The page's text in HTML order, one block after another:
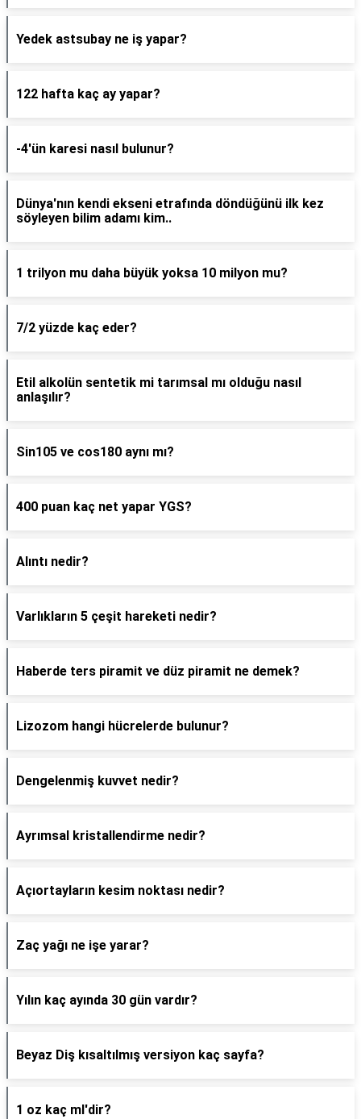
Yedek astsubay ne iş yapar?
122 hafta kaç ay yapar?
-4'ün karesi nasıl bulunur?
Dünya'nın kendi ekseni etrafında döndüğünü ilk kez
söyleyen bilim adamı kim..
1 trilyon mu daha büyük yoksa 10 milyon mu?
7/2 yüzde kaç eder?
Etil alkolün sentetik mi tarımsal mı olduğu nasıl
anlaşılır?
Sin105 ve cos180 aynı mı?
400 puan kaç net yapar YGS?
Alıntı nedir?
Varlıkların 5 çeşit hareketi nedir?
Haberde ters piramit ve düz piramit ne demek?
Lizozom hangi hücrelerde bulunur?
Dengelenmiş kuvvet nedir?
Ayrımsal kristallendirme nedir?
Açıortayların kesim noktası nedir?
Zaç yağı ne işe yarar?
Yılın kaç ayında 30 gün vardır?
Beyaz Diş kısaltılmış versiyon kaç sayfa?
1 oz kaç ml'dir?